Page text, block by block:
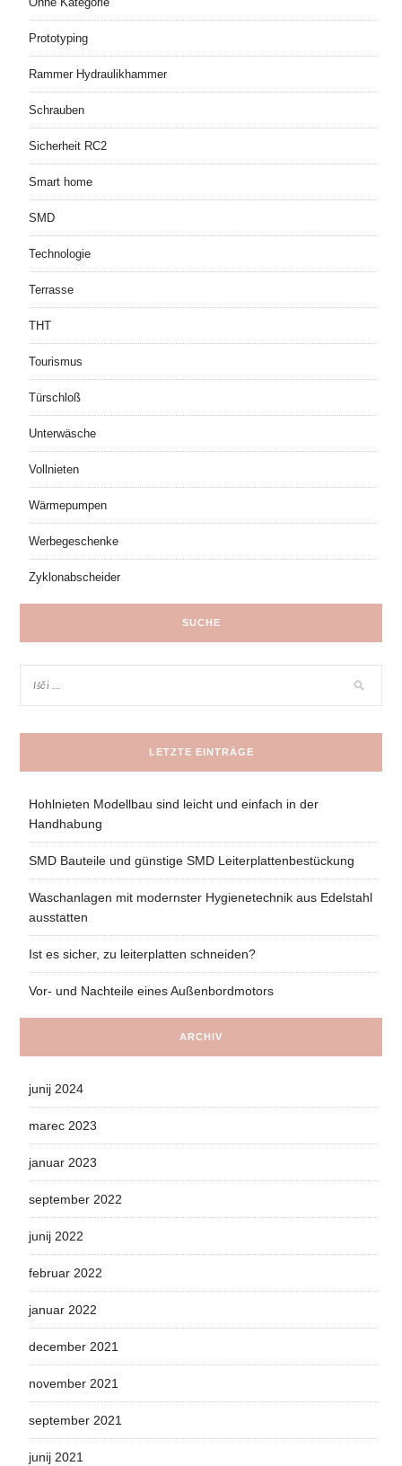
Prototyping
Rammer Hydraulikhammer
Schrauben
Sicherheit RC2
Smart home
SMD
Technologie
Terrasse
THT
Tourismus
Türschloß
Unterwäsche
Vollnieten
Wärmepumpen
Werbegeschenke
Zyklonabscheider
SUCHE
LETZTE EINTRÄGE
Hohlnieten Modellbau sind leicht und einfach in der
Handhabung
SMD Bauteile und günstige SMD Leiterplattenbestückung
Waschanlagen mit modernster Hygienetechnik aus Edelstahl
ausstatten
Ist es sicher, zu leiterplatten schneiden?
Vor- und Nachteile eines Außenbordmotors
ARCHIV
junij 2024
marec 2023
januar 2023
september 2022
junij 2022
februar 2022
januar 2022
december 2021
november 2021
september 2021
junij 2021